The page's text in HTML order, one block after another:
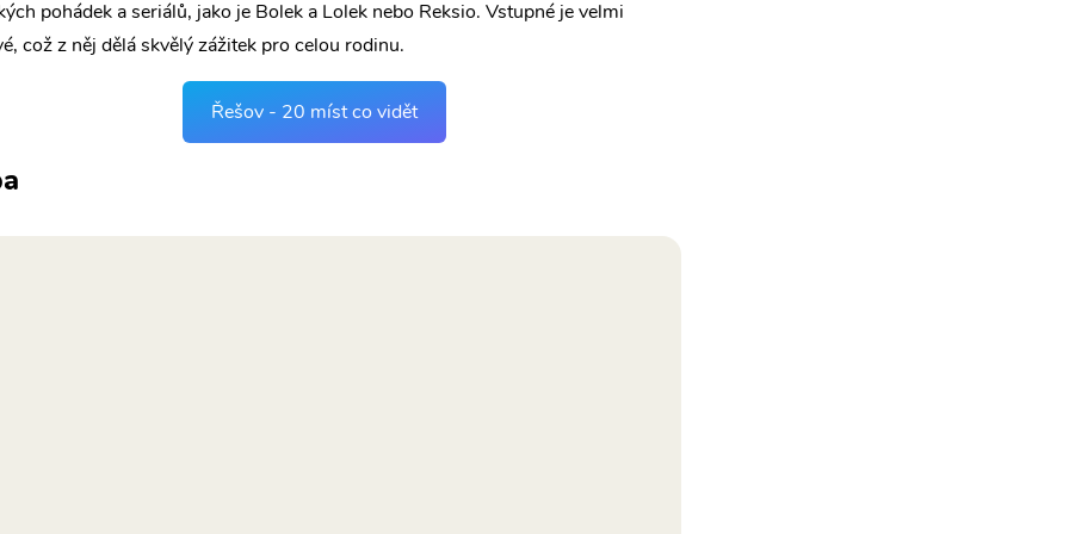
pohádek a seriálů, jako je Bolek a Lolek nebo Reksio. Vstupné je velmi
což z něj dělá skvělý zážitek pro celou rodinu.
Řešov - 20 míst co vidět